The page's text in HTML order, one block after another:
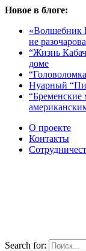
Новое в блоге:
«Волшебник
не
“Жизнь
доме
Нуарный
О проекте
Контакты
Search for: